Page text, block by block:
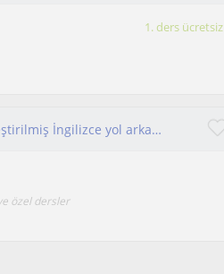
1. ders ücretsiz
Sınav hazırlığı ve akıcı konuşma odaklı, kişiselleştirilmiş İngilizce yol arkadaşlığı.
özel dersler